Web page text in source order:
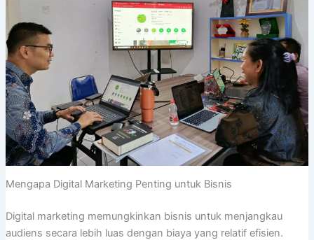
Mengapa Digital Marketing Penting untuk Bisnis
Digital marketing memungkinkan bisnis untuk menjangkau
audiens secara lebih luas dengan biaya yang relatif efisien.